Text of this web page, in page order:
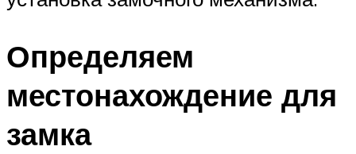
Определяем
местонахождение для
замка